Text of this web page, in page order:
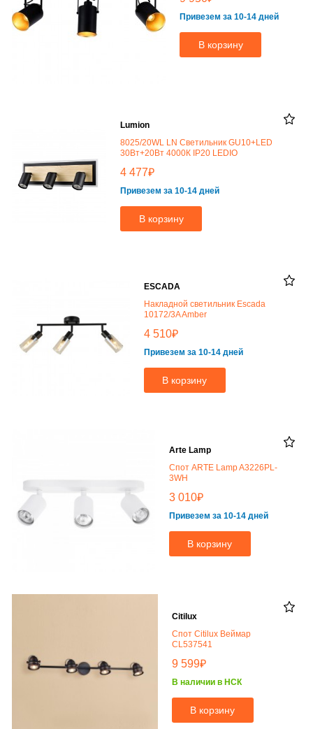
Привезем за 10-14 дней
В корзину
Lumion
8025/20WL LN Светильник GU10+LED
30Вт+20Вт 4000К IP20 LEDIO
4 477₽
Привезем за 10-14 дней
В корзину
ESCADA
Накладной светильник Escada
10172/3A Amber
4 510₽
Привезем за 10-14 дней
В корзину
Arte Lamp
Спот ARTE Lamp A3226PL-
3WH
3 010₽
Привезем за 10-14 дней
В корзину
Citilux
Спот Citilux Веймар
CL537541
9 599₽
В наличии в НСК
В корзину